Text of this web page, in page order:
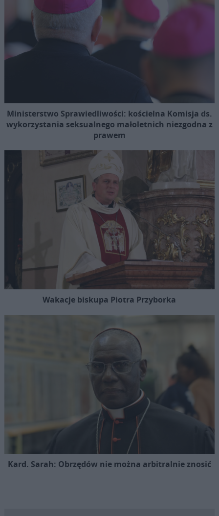
Ministerstwo Sprawiedliwości: kościelna Komisja ds.
wykorzystania seksualnego małoletnich niezgodna z
prawem
Wakacje biskupa Piotra Przyborka
Kard. Sarah: Obrzędów nie można arbitralnie znosić